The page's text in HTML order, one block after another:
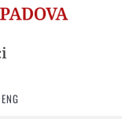
ENG